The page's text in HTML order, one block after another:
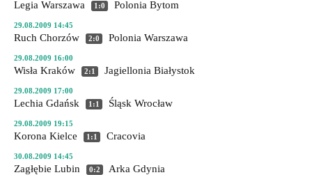
Legia Warszawa 1:0 Polonia Bytom
29.08.2009 14:45
Ruch Chorzów 2:0 Polonia Warszawa
29.08.2009 16:00
Wisła Kraków 2:1 Jagiellonia Białystok
29.08.2009 17:00
Lechia Gdańsk 1:1 Śląsk Wrocław
29.08.2009 19:15
Korona Kielce 1:1 Cracovia
30.08.2009 14:45
Zagłębie Lubin 0:2 Arka Gdynia